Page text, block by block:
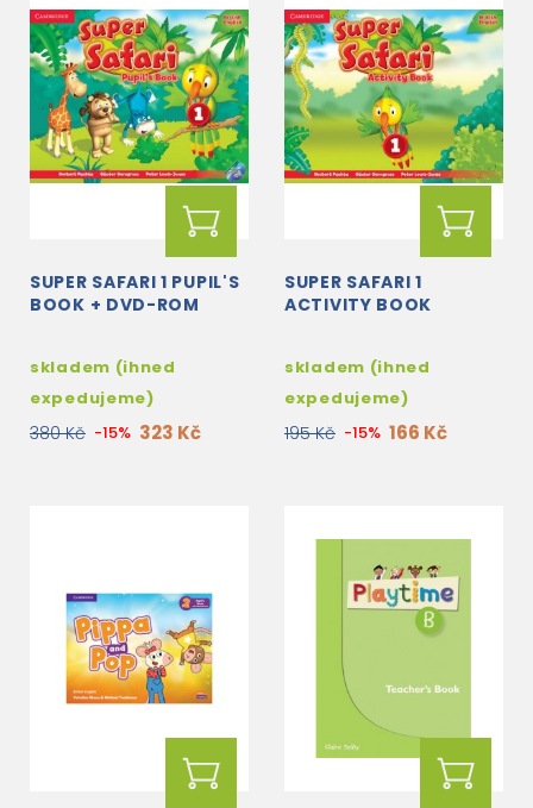
SUPER SAFARI 1 PUPIL'S
BOOK + DVD-ROM
skladem (ihned
expedujeme)
380 Kč -15% 323 Kč
SUPER SAFARI 1
ACTIVITY BOOK
skladem (ihned
expedujeme)
195 Kč -15% 166 Kč